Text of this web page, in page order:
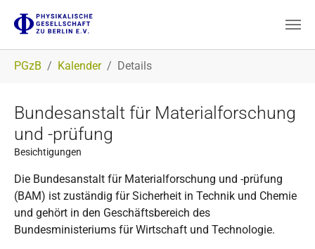
PGzB Kalender Details
Bundesanstalt für Materialforschung
und -prüfung
Besichtigungen
Die Bundesanstalt für Materialforschung und -prüfung
(BAM) ist zuständig für Sicherheit in Technik und Chemie
und gehört in den Geschäftsbereich des
Bundesministeriums für Wirtschaft und Technologie.